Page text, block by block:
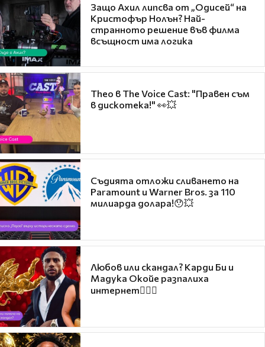
Защо Ахил липсва от „Одисей“ на
Кристофър Нолън? Най-
странното решение във филма
всъщност има логика
Theo в The Voice Cast: "Правен съм
в дискотека!" 👀💥
Съдията отложи сливането на
Paramount и Warner Bros. за 110
милиарда долара!😯💥
Любов или скандал? Карди Би и
Мадука Окойе разпалиха
интернет❤️‍🔥🔥